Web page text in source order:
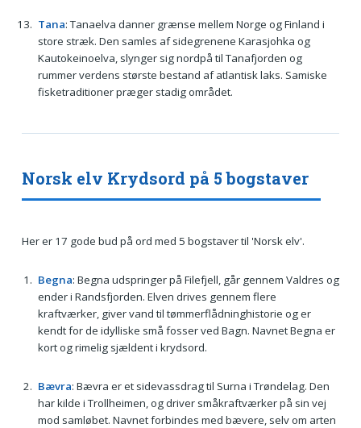
Tana: Tanaelva danner grænse mellem Norge og Finland i
store stræk. Den samles af sidegrenene Karasjohka og
Kautokeinoelva, slynger sig nordpå til Tanafjorden og
rummer verdens største bestand af atlantisk laks. Samiske
fisketraditioner præger stadig området.
Norsk elv Krydsord på 5 bogstaver
Her er 17 gode bud på ord med 5 bogstaver til 'Norsk elv'.
Begna: Begna udspringer på Filefjell, går gennem Valdres og
ender i Randsfjorden. Elven drives gennem flere
kraftværker, giver vand til tømmerflådninghistorie og er
kendt for de idylliske små fosser ved Bagn. Navnet Begna er
kort og rimelig sjældent i krydsord.
Bævra: Bævra er et sidevassdrag til Surna i Trøndelag. Den
har kilde i Trollheimen, og driver småkraftværker på sin vej
mod samløbet. Navnet forbindes med bævere, selv om arten